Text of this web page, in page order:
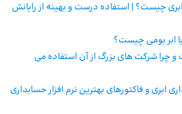
چیست؟ | استفاده درست و بهینه از رایانش
و چرا شرکت های بزرگ از آن استفاده می‌
ابری و فاکتورهای بهترین نرم افزار حسابداری